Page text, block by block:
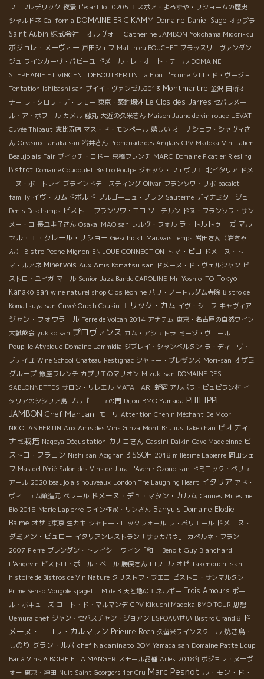
フ フレデリック 夜景 L'écart lot 0205 エスポア・よろずや・リショームの歴史
シャルドネ California DOMAINE ERIC KAMM Domaine Daniel Sage オップラ
Saint Aubin 株式会社 オルヴォー Catherine JAMBON Yokohama Midori-ku
ボジョレ・ヌーヴォー 戸田シェフ Matthieu BOUCHET ブラッスリーヴァンダン
ジュ ワインカーヴ・パピーユ ドメール・レ・オート・テール DOMAINE
STEPHANIE ET VINCENT DEBOUTBERTIN La Flou L'Ecume クロ・ド・ヴージョ
Tentation Ishibashi san プイイ・ヴァンゼル2013 Montmartre 金沢 田所オー
ナー ラ・クロワ・デ・ラモー 東京・築地場外 Le Clos des Jarres セパラメー
ル・ア・ボワール カメル 藤丸 大近の久米さん Maison Jaune de vin rouge LEVAT
Cuvée Thibaut 恵比寿店 マス・ド・モンペール 嬉しい オーナシェフ・シャヴィさ
ん Orveaux Tanaka san 岩井さん Promenade des Anglais CPV Madoka Vin italien
Beaujolais Fair プイッチ・ロドー 京橋フレンチ MARC Domaine Picatier Riesling
Bistrot Domaine Coudoulet Bistro Poulpe ジャック・フェヴリエ 北イタリア ドメ
ーヌ・ボートレイ ブラインドテースティング Olivar フランソワ・リボ pacalet
familly イヴ・カムドボルド ブルゴーニュ・ブラン Sauterne ディナミタージュ
Denis Deschamps ビストロ フランソワ・エコ ソーテルン ドヌ・フランソワ・サン
メー・ロ 長ユキ子さん Osaka IMAO san レルヴ・フォル ラ・トルトゥーガ マル
セル・エ・クレール・リショー Geschickt Mauvais Temps 岩田さん（岩ちゃ
ん）
Bistro Peche Mignon EN JOUE CONNECTION トマ・ピコ ドメーヌ・ト
マ・ルアネ Minervois Aux Amis Komatsu san ドメーヌ・ド・ヴェルシャン ビ
ストロ・ユイガ マール Senior Jazz Bande CAROLINE Mr. Yoshio ITO Tokyo
Kanako san wine naturel shop Clos léonine パリ・ノートルダム寺院 Bistro de
Komatsuya san Cuveé Ouech Cousin エリック・カム イヴ・シェフ キャヴィア
ジャン・フォワラール Terre de Volcan 2014 アナテム 東京・名古屋の自然ワイン
大試飲会 yukiko san プロヴァンス カム・アシュトラ ミーゾ・ヴェール
Poupille Atypique Domaine Lammidia ジブレイ・シャンベルタン ラ・ディーヴ・
ブテイユ Wine School Chateau Restignac シャトー・プレザンス Mori-san オザミ
グループ 銀座フレンチ カプリエのマリオン Mizuki san DOMAINE DES
SABLONNETTES サロン・リレエル MATA HARI 新宿 アルボワ・ピュピラン村 イ
タリアのシシリア島 ブルゴーニュの門 Dijon BMO Yamada PHILIPPE
JAMBON Chef Mantani モーリ Attention Chenin Méchant De Moor
NICOLAS BERTIN Aux Amis des Vins Ginza Mont Brulius Take chan ビオディ
ナミ栽培 Nagoya Dégustation カナコさん Cassini Daikin Cave Madeleinne ビ
ストロ・フラコン Nishi san Acignan BISSOH 2018 millésime Lapierre 岡田シェ
フ Mas del Périé Salon des Vins de Jura L'Avenir Ozono san ドミニック・べリュ
アール 2020 beaujolais nouveaux London The Laughing Heart イタリア アド・
ヴィニュム醸造元 ベレール ドメーヌ・デュ・マタン・カルム Cannes Millésime
Bio 2018 Marie Lapierre ワイン作家・リンさん Banyuls Domaine Elodie
Balme オザミ東京 生カキ シャトー・ロックフォール ラ・ペリエール ドメーヌ・
ダミアン・ビュロー イタリアンレストラン「サッカパウ」
カベルネ・フラン
2007 Pierre ブレンダン・トレイシー ワイン「和」 Benoit Guy Blanchard
L'Angevin ビストロ・ポール・ベール 勝俣さん ロワ−ル オゼ Takenouchi san
histoire de Bistros de Vin Nature クリストフ・プエヨ ビストロ・サンマルタン
Prime Senso Vongole spagetti M de B 天と地のエネルギー Trois Amours ポー
ル・ボキューズ コート・ド・マルマンデ CPV Kikuchi Madoka BMO TOUR 思想
Uemura chef ジャン・セバスチャン・ジョアン ESPOAいせい Bistro Grand 8 ド
メーヌ・ニコラ・カルマラン Prieure Roch 久留米ワインスクール 焼き鳥・
しのり グラン・ルパ chef Nakaminato BOM Yamada san Domaine Patte Loup
Bar à Vins A BOIRE ET A MANGER スモール品種 Arles 2018年ボジョレ・ヌーヴ
ォー 東京・神田 Nuit Saint Georgers 1er Cru Marc Pesnot ル・モン・ド・